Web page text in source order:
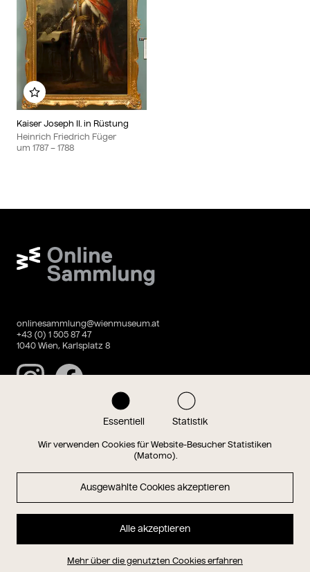
Essentiell Statistik
Wir verwenden Cookies für Website-Besucher Statistiken
(Matomo).
Ausgewählte Cookies akzeptieren
Alle akzeptieren
Mehr über die genutzten Cookies erfahren
Kaiser Joseph II. in Rüstung
Heinrich Friedrich Füger
um 1787– 1788
Zu meinem Album hinzufügen
Wien Museum Online Sammlung
onlinesammlung@wienmuseum.at
+43 (0) 1 505 87 47
1040 Wien, Karlsplatz 8
InstagramFacebook
Magazin
Hauptseite